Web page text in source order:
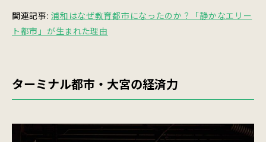
関連記事:浦和はなぜ教育都市になったのか？「静かなエリー
ト都市」が生まれた理由
ターミナル都市・大宮の経済力